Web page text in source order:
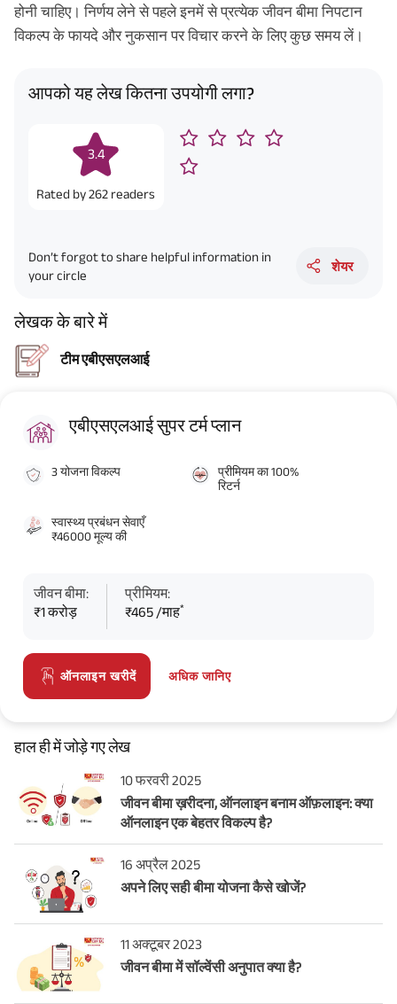
होनी चाहिए। निर्णय लेने से पहले इनमें से प्रत्येक जीवन बीमा निपटान
विकल्प के फायदे और नुकसान पर विचार करने के लिए कुछ समय लें।
आपको यह लेख कितना उपयोगी लगा?
3.4
Rated by262 readers
Don’t forgot to share helpful information in
your circle
शेयर
लेखक के बारे में
टीम एबीएसएलआई
एबीएसएलआई सुपर टर्म प्लान
3 योजना विकल्प
प्रीमियम का 100%
रिटर्न
स्वास्थ्य प्रबंधन सेवाएँ
₹46000 मूल्य की
जीवन बीमा:
₹1 करोड़
प्रीमियम:
₹465 /माह*
ऑनलाइन खरीदें अधिक जानिए
हाल ही में जोड़े गए लेख
10 फरवरी 2025
जीवन बीमा ख़रीदना, ऑनलाइन बनाम ऑफ़लाइन: क्या
ऑनलाइन एक बेहतर विकल्प है?
16 अप्रैल 2025
अपने लिए सही बीमा योजना कैसे खोजें?
11 अक्टूबर 2023
जीवन बीमा में सॉल्वेंसी अनुपात क्या है?